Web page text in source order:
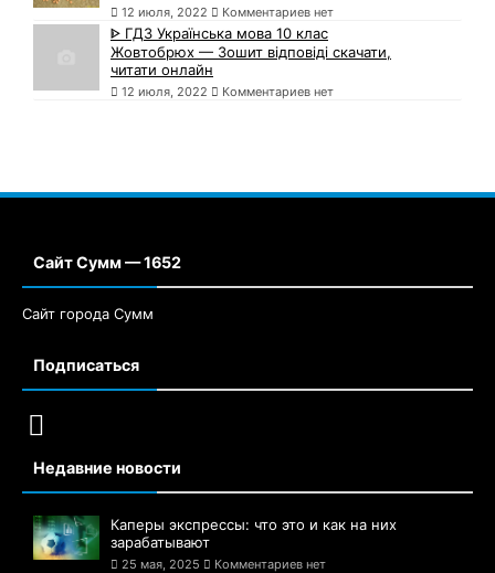
12 июля, 2022 Комментариев нет
ᐈ ГДЗ Українська мова 10 клас
Жовтобрюх — Зошит відповіді скачати,
читати онлайн
12 июля, 2022 Комментариев нет
Сайт Сумм — 1652
Сайт города Сумм
Подписаться
Недавние новости
Каперы экспрессы: что это и как на них
зарабатывают
25 мая, 2025 Комментариев нет